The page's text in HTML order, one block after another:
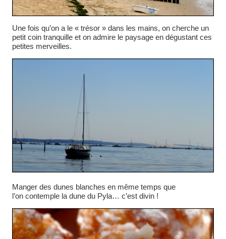
Une fois qu’on a le « trésor » dans les mains, on cherche un
petit coin tranquille et on admire le paysage en dégustant ces
petites merveilles.
Manger des dunes blanches en même temps que
l’on contemple la dune du Pyla… c’est divin !